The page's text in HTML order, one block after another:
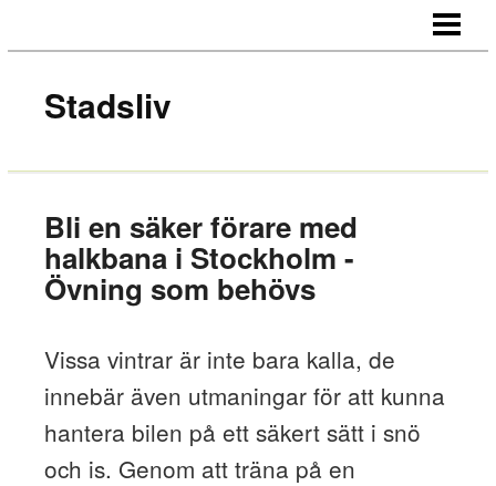
KONTAKT
Stadsliv
Bli en säker förare med
halkbana i Stockholm -
Övning som behövs
Vissa vintrar är inte bara kalla, de
innebär även utmaningar för att kunna
hantera bilen på ett säkert sätt i snö
och is. Genom att träna på en